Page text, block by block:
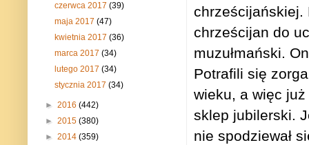
chrześcijańskiej.
chrześcijan do
muzułmański.
Potrafili się
wieku, a więc już
sklep jubilerski.
nie spodziewał
czerwca 2017(39)
maja 2017(47)
kwietnia 2017(36)
marca 2017(34)
lutego 2017(34)
stycznia 2017(34)
► 2016 (442)
► 2015 (380)
► 2014 (359)